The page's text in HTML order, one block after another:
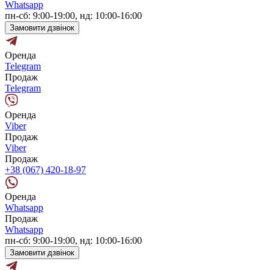
Whatsapp
пн-сб: 9:00-19:00, нд: 10:00-16:00
Замовити дзвінок
Оренда
Telegram
Продаж
Telegram
Оренда
Viber
Продаж
Viber
Продаж
+38 (067) 420-18-97
Оренда
Whatsapp
Продаж
Whatsapp
пн-сб: 9:00-19:00, нд: 10:00-16:00
Замовити дзвінок